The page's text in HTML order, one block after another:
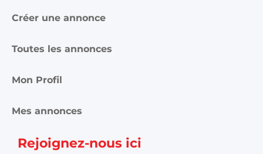
Créer une annonce
Toutes les annonces
Mon Profil
Mes annonces
Rejoignez-nous ici